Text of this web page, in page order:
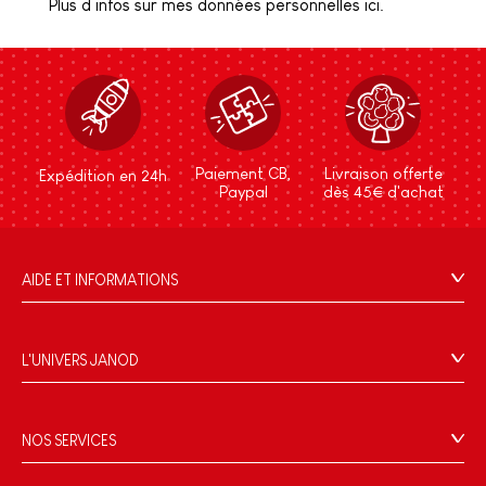
Plus d’infos sur mes données personnelles ici.
Expédition en 24h
Paiement CB,
Paypal
Livraison offerte
dès 45€ d'achat
AIDE ET INFORMATIONS
FAQ
Contact
Rappel Produits
L'UNIVERS JANOD
Le design
Blog Conseils d'Experts
NOS SERVICES